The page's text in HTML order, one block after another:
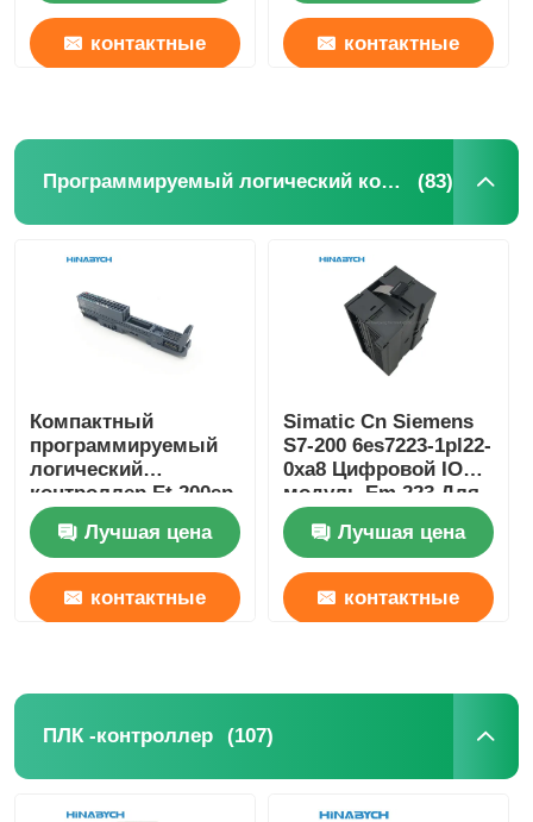
контактные контактные
Программируемый логический контроллер (83)
Компактный
программируемый
логический
контроллер Et 200sp
Siemens 6es7193-
6bp20-0ba0Лучшая цена
контактные
Simatic Cn Siemens
S7-200 6es7223-1pl22-
0xa8 Цифровой IO
модуль Em 223 Для
S7-22X ЦПУ 16 Di 24V
DC
Лучшая цена
контактные
ПЛК -контроллер (107)